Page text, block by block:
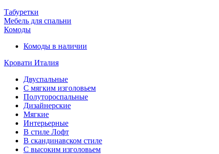
Табуретки
Мебель для спальни
Комоды
Комоды в наличии
Кровати Италия
Двуспальные
С мягким изголовьем
Полутороспальные
Дизайнерские
Мягкие
Интерьерные
В стиле Лофт
В скандинавском стиле
С высоким изголовьем